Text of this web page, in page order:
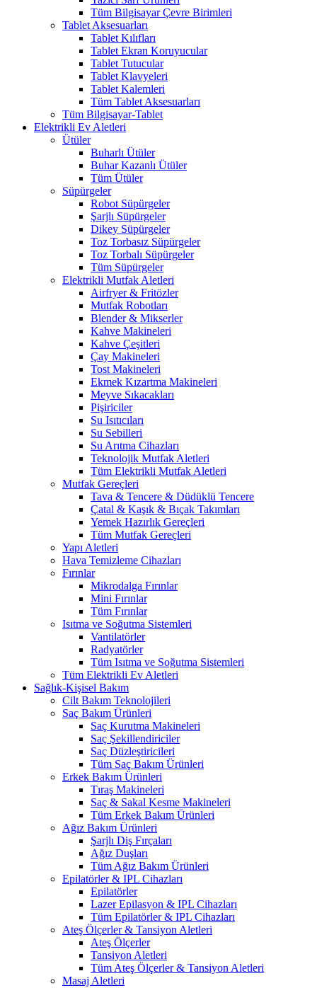
Tüm Bilgisayar Çevre Birimleri
Tablet Aksesuarları
Tablet Kılıfları
Tablet Ekran Koruyucular
Tablet Tutucular
Tablet Klavyeleri
Tablet Kalemleri
Tüm Tablet Aksesuarları
Tüm Bilgisayar-Tablet
Elektrikli Ev Aletleri
Ütüler
Buharlı Ütüler
Buhar Kazanlı Ütüler
Tüm Ütüler
Süpürgeler
Robot Süpürgeler
Şarjlı Süpürgeler
Dikey Süpürgeler
Toz Torbasız Süpürgeler
Toz Torbalı Süpürgeler
Tüm Süpürgeler
Elektrikli Mutfak Aletleri
Airfryer & Fritözler
Mutfak Robotları
Blender & Mikserler
Kahve Makineleri
Kahve Çeşitleri
Çay Makineleri
Tost Makineleri
Ekmek Kızartma Makineleri
Meyve Sıkacakları
Pişiriciler
Su Isıtıcıları
Su Sebilleri
Su Arıtma Cihazları
Teknolojik Mutfak Aletleri
Tüm Elektrikli Mutfak Aletleri
Mutfak Gereçleri
Tava & Tencere & Düdüklü Tencere
Çatal & Kaşık & Bıçak Takımları
Yemek Hazırlık Gereçleri
Tüm Mutfak Gereçleri
Yapı Aletleri
Hava Temizleme Cihazları
Fırınlar
Mikrodalga Fırınlar
Mini Fırınlar
Tüm Fırınlar
Isıtma ve Soğutma Sistemleri
Vantilatörler
Radyatörler
Tüm Isıtma ve Soğutma Sistemleri
Tüm Elektrikli Ev Aletleri
Sağlık-Kişisel Bakım
Cilt Bakım Teknolojileri
Saç Bakım Ürünleri
Saç Kurutma Makineleri
Saç Şekillendiriciler
Saç Düzleştiricileri
Tüm Saç Bakım Ürünleri
Erkek Bakım Ürünleri
Tıraş Makineleri
Saç & Sakal Kesme Makineleri
Tüm Erkek Bakım Ürünleri
Ağız Bakım Ürünleri
Şarjlı Diş Fırçaları
Ağız Duşları
Tüm Ağız Bakım Ürünleri
Epilatörler & IPL Cihazları
Epilatörler
Lazer Epilasyon & IPL Cihazları
Tüm Epilatörler & IPL Cihazları
Ateş Ölçerler & Tansiyon Aletleri
Ateş Ölçerler
Tansiyon Aletleri
Tüm Ateş Ölçerler & Tansiyon Aletleri
Masaj Aletleri